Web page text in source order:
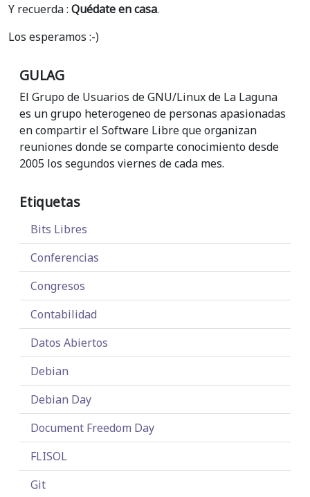
Y recuerda : Quédate en casa.
Los esperamos :-)
GULAG
El Grupo de Usuarios de GNU/Linux de La Laguna
es un grupo heterogeneo de personas apasionadas
en compartir el Software Libre que organizan
reuniones donde se comparte conocimiento desde
2005 los segundos viernes de cada mes.
Etiquetas
Bits Libres
Conferencias
Congresos
Contabilidad
Datos Abiertos
Debian
Debian Day
Document Freedom Day
FLISOL
Git